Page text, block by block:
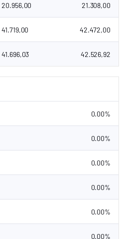
20.956,00 21.308,00
41.719,00 42.472,00
41.696,03 42.526,92
0.00%
0.00%
0.00%
0.00%
0.00%
0.00%